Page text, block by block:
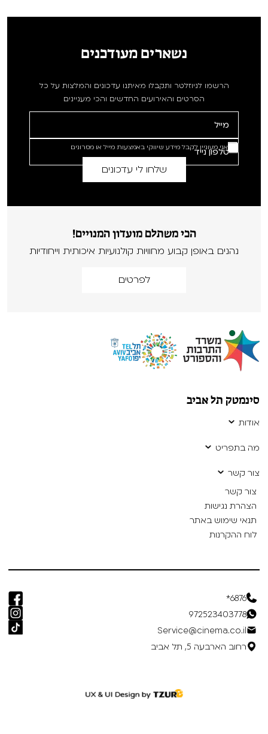
נשארים מעודכנים
הרשמו לניוזלטר ותקבלו מאיתנו עדכונים והמלצות על כל
הסרטים והאירועים החדשים והכי מעניינים
אני מעוניין לקבל מידע שיווקי באמצעות מייל או מסרונים
הכי משתלם מועדון המנויים!
נהנים באופן קבוע מחוויות קולנועיות איכותית וייחודיות
לפרטים
סינמטק תל אביב
אודות
מה בתפריט
צור קשר
צור קשר
הצהרת נגישות
תנאי שימוש באתר
לוח ההקרנות
6876*
972523403778
Service@cinema.co.il
רחוב הארבעה 5, תל אביב